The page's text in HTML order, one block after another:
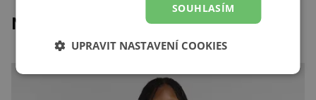
Naposledy prohlížené
SOUHLASÍM
UPRAVIT NASTAVENÍ COOKIES